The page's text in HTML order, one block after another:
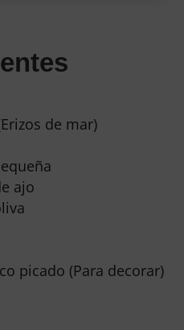
de mar)
ajo
picado (Para decorar)